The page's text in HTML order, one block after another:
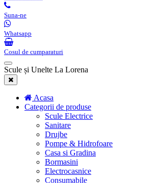
Suna-ne
Whatsapp
Cosul de cumparaturi
Scule și Unelte La Lorena
Acasa
Categorii de produse
Scule Electrice
Sanitare
Drujbe
Pompe & Hidrofoare
Casa si Gradina
Bormasini
Electrocasnice
Consumabile